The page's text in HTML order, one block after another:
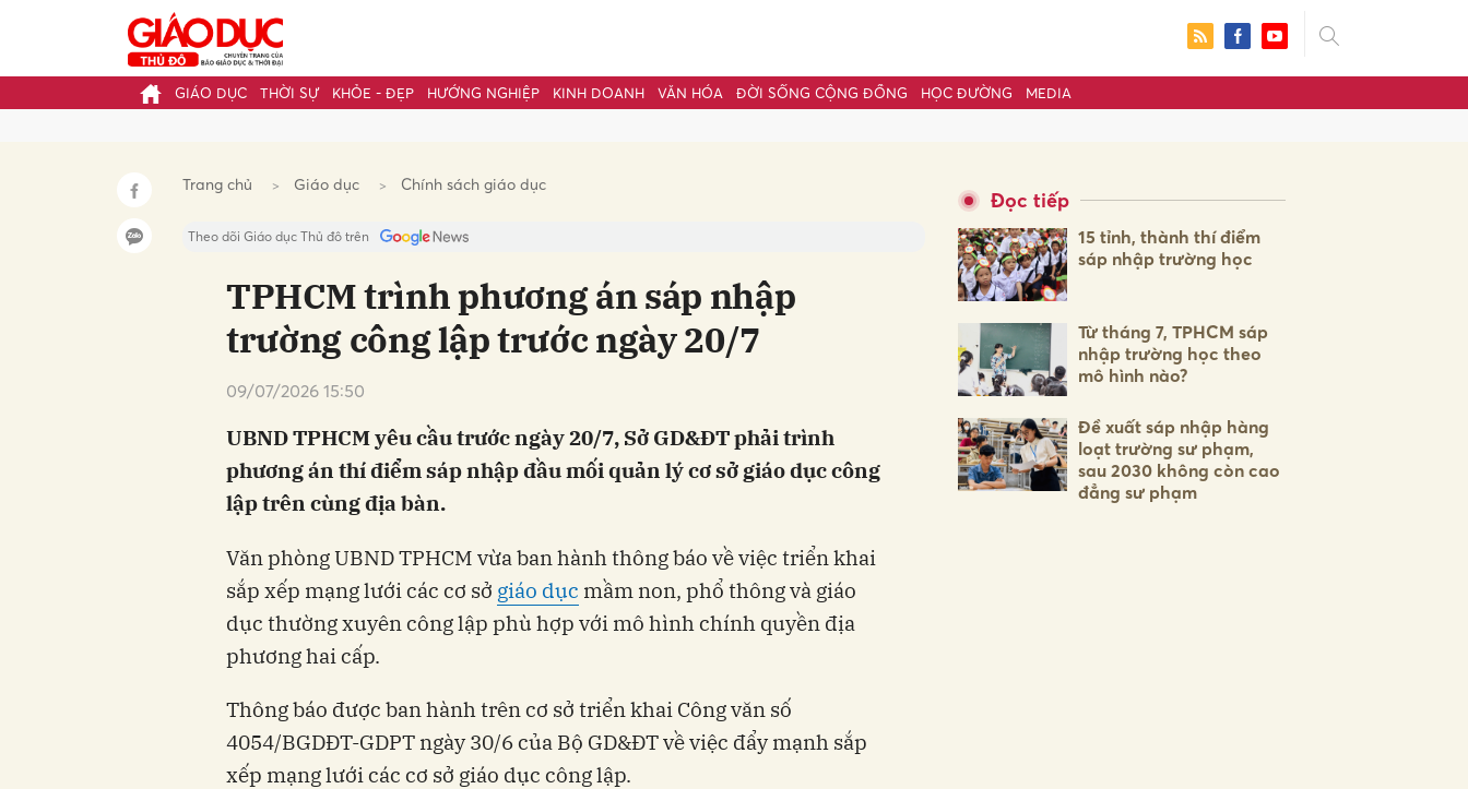
GIÁO DỤC THỜI SỰ KHỎE - ĐẸP HƯỚNG NGHIỆP KINH DOANH VĂN HÓA ĐỜI SỐNG CỘNG ĐỒNG HỌC ĐƯỜNG MEDIA
Trang chủ Giáo dục Chính sách giáo dục
Theo dõi Giáo dục Thủ đô trên
TPHCM trình phương án sáp nhập
trường công lập trước ngày 20/7
09/07/2026 15:50
UBND TPHCM yêu cầu trước ngày 20/7, Sở GD&ĐT phải trình
phương án thí điểm sáp nhập đầu mối quản lý cơ sở giáo dục công
lập trên cùng địa bàn.
Văn phòng UBND TPHCM vừa ban hành thông báo về việc triển khai
sắp xếp mạng lưới các cơ sở giáo dục mầm non, phổ thông và giáo
dục thường xuyên công lập phù hợp với mô hình chính quyền địa
phương hai cấp.
Thông báo được ban hành trên cơ sở triển khai Công văn số
4054/BGDĐT-GDPT ngày 30/6 của Bộ GD&ĐT về việc đẩy mạnh sắp
xếp mạng lưới các cơ sở giáo dục công lập.
Đọc tiếp
15 tỉnh, thành thí điểm
sáp nhập trường học
Từ tháng 7, TPHCM sáp
nhập trường học theo
mô hình nào?
Đề xuất sáp nhập hàng
loạt trường sư phạm,
sau 2030 không còn cao
đẳng sư phạm
Gửi bình luận